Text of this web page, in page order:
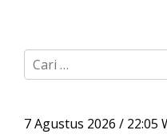
C
a
u
7 Agustus 2026 / 22:05